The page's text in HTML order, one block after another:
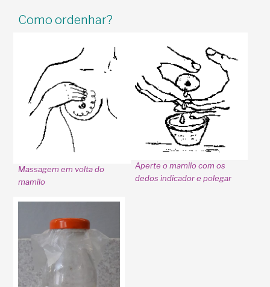
Como ordenhar?
Massagem em volta do
mamilo
Aperte o mamilo com os
dedos indicador e polegar